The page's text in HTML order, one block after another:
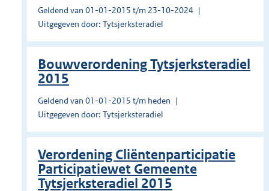
Geldend van 01-01-2015 t/m 23-10-2024
Uitgegeven door: Tytsjerksteradiel
Bouwverordening Tytsjerksteradiel
2015
Geldend van 01-01-2015 t/m heden
Uitgegeven door: Tytsjerksteradiel
Verordening Cliëntenparticipatie
Participatiewet Gemeente
Tytsjerksteradiel 2015